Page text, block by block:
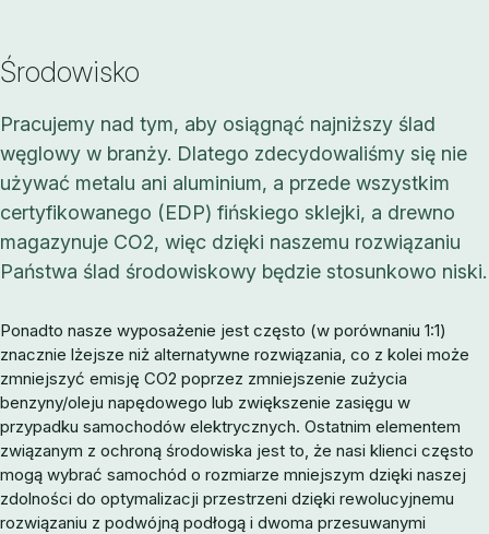
Środowisko
Pracujemy nad tym, aby osiągnąć najniższy ślad
węglowy w branży. Dlatego zdecydowaliśmy się nie
używać metalu ani aluminium, a przede wszystkim
certyfikowanego (EDP) fińskiego sklejki, a drewno
magazynuje CO2, więc dzięki naszemu rozwiązaniu
Państwa ślad środowiskowy będzie stosunkowo niski.
Ponadto nasze wyposażenie jest często (w porównaniu 1:1)
znacznie lżejsze niż alternatywne rozwiązania, co z kolei może
zmniejszyć emisję CO2 poprzez zmniejszenie zużycia
benzyny/oleju napędowego lub zwiększenie zasięgu w
przypadku samochodów elektrycznych. Ostatnim elementem
związanym z ochroną środowiska jest to, że nasi klienci często
mogą wybrać samochód o rozmiarze mniejszym dzięki naszej
zdolności do optymalizacji przestrzeni dzięki rewolucyjnemu
rozwiązaniu z podwójną podłogą i dwoma przesuwanymi